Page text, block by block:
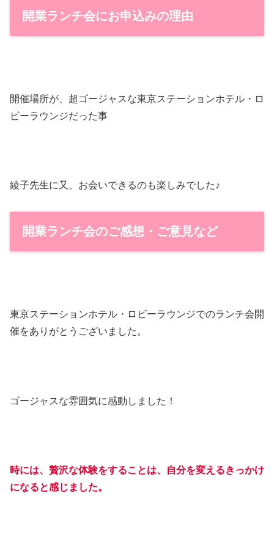
開業ランチ会にお申込みの理由
開催場所が、超ゴージャスな東京ステーションホテル・ロ
ビーラウンジだった事
綾子先生に又、お会いできるのも楽しみでした♪
開業ランチ会のご感想・ご意見など
東京ステーションホテル・ロビーラウンジでのランチ会開
催をありがとうございました。
ゴージャスな雰囲気に感動しました！
時には、贅沢な体験をすることは、自分を変えるきっかけ
になると感じました。